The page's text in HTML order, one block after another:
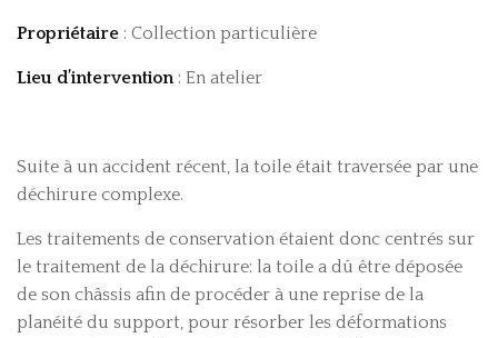
Propriétaire : Collection particulière
Lieu d’intervention: En atelier
Suite à un accident récent, la toile était traversée par une
déchirure complexe.
Les traitements de conservation étaient donc centrés sur
le traitement de la déchirure: la toile a dû être déposée
de son châssis afin de procéder à une reprise de la
planéité du support, pour résorber les déformations